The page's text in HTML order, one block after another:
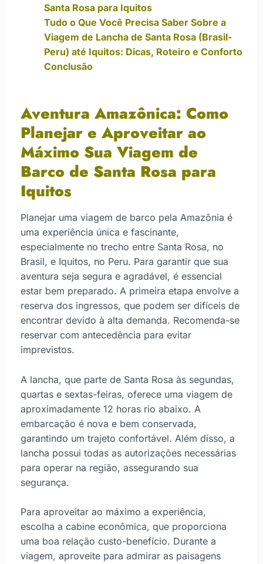
Santa Rosa para Iquitos
Tudo o Que Você Precisa Saber Sobre a
Viagem de Lancha de Santa Rosa (Brasil-
Peru) até Iquitos: Dicas, Roteiro e Conforto
Conclusão
Aventura Amazônica: Como
Planejar e Aproveitar ao
Máximo Sua Viagem de
Barco de Santa Rosa para
Iquitos
Planejar uma viagem de barco pela Amazônia é
uma experiência única e fascinante,
especialmente no trecho entre Santa Rosa, no
Brasil, e Iquitos, no Peru. Para garantir que sua
aventura seja segura e agradável, é essencial
estar bem preparado. A primeira etapa envolve a
reserva dos ingressos, que podem ser difíceis de
encontrar devido à alta demanda. Recomenda-se
reservar com antecedência para evitar
imprevistos.
A lancha, que parte de Santa Rosa às segundas,
quartas e sextas-feiras, oferece uma viagem de
aproximadamente 12 horas rio abaixo. A
embarcação é nova e bem conservada,
garantindo um trajeto confortável. Além disso, a
lancha possui todas as autorizações necessárias
para operar na região, assegurando sua
segurança.
Para aproveitar ao máximo a experiência,
escolha a cabine econômica, que proporciona
uma boa relação custo-benefício. Durante a
viagem, aproveite para admirar as paisagens